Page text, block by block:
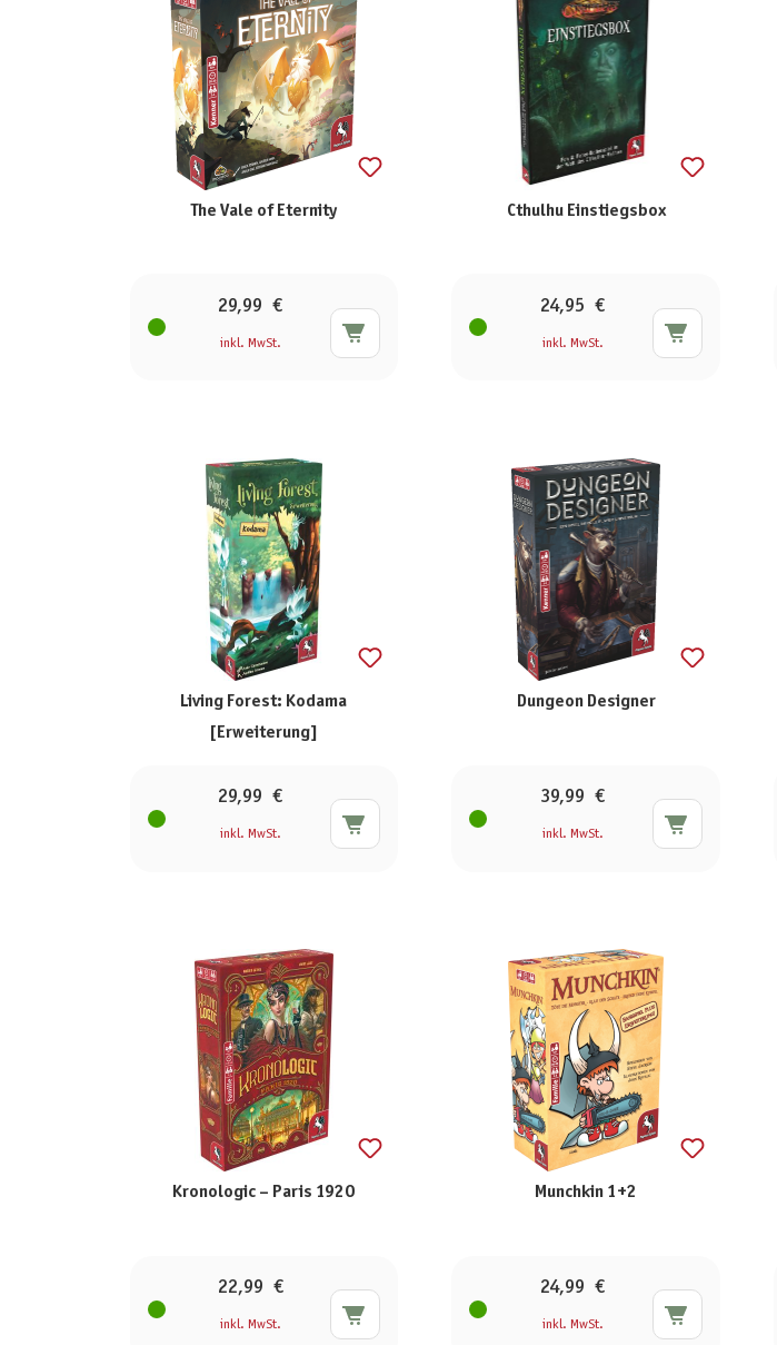
The Vale of Eternity
29,99 €
inkl. MwSt.
Cthulhu Einstiegsbox
24,95 €
inkl. MwSt.
Living Forest: Kodama
[Erweiterung]
29,99 €
inkl. MwSt.
Dungeon Designer
39,99 €
inkl. MwSt.
Kronologic – Paris 1920
22,99 €
inkl. MwSt.
Munchkin 1+2
24,99 €
inkl. MwSt.